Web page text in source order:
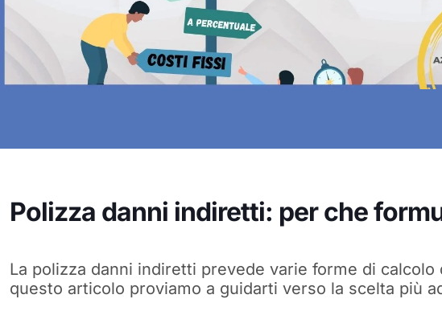
Polizza danni indiretti: per che
La polizza danni indiretti prevede varie forme di calcolo
questo articolo proviamo a guidarti verso la scelta più